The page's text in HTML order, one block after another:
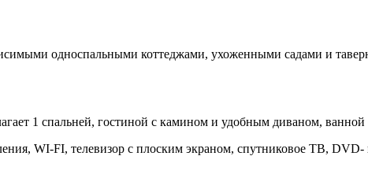
односпальными коттеджами, ухоженными садами и
1 спальней, гостиной с камином и удобным диваном,
WI-FI, телевизор с плоским экраном, спутниковое ТВ,